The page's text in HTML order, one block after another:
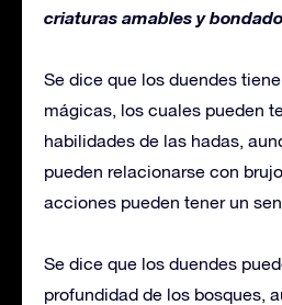
criaturas amables y
Se dice que los duendes
mágicas, los cuales pueden
habilidades de las hadas,
pueden relacionarse con
acciones pueden tener un
Se dice que los duendes
profundidad de los bosques,